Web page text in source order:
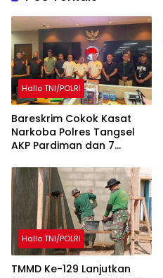
Hallo TNI/POLRI
Bareskrim Cokok Kasat
Narkoba Polres Tangsel
AKP Pardiman dan 7
Hallo TNI/POLRI
TMMD Ke-129 Lanjutkan